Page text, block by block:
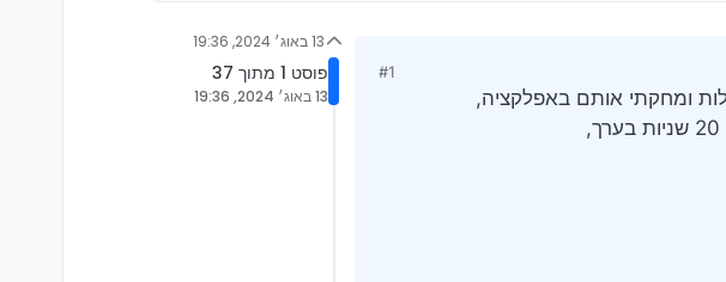
#1
13 באוג׳ 2024, 19:36
פוסט 1 מתוך 37
13 באוג׳ 2024, 19:36